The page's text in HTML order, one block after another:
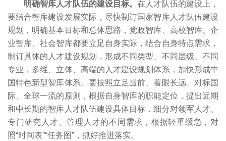
明确智库人才队伍的建设目标。在人才队伍的建设上，
要结合智库建设发展实际，尽快制订国家智库人才队伍建设
规划，明确基本目标和总体思路，党政智库、高校智库、企
业智库、社会智库都要立足自身实际，结合自身特点需求，
制订具体的人才建设规划，形成不同类型、不同层级、不同
专业，多维、立体、高端的人才建设规划体系，加快形成中
国特色新型智库体系。要按照立足当前、着眼长远、对标国
际、全球一流的原则，根据自身智库的职能定位，提出近期
和中长期的智库人才队伍建设具体目标，细分对领军人才、
专门研究人才、管理人才的不同需求，根据轻重缓急，对
照“时间表”“任务图”，抓好推进落实。